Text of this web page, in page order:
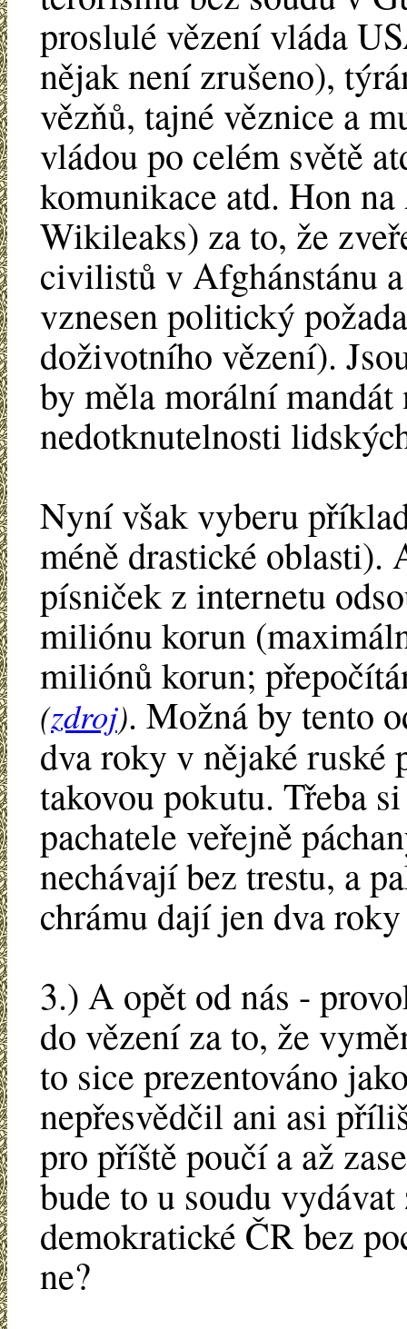
proslulé vězení vláda
nějak není zrušeno),
vězňů, tajné věznice a
vládou po celém světě
komunikace atd. Hon
Wikileaks) za to, že
civilistů v Afghánstánu
vznesen politický
doživotního vězení).
by měla morální mandát
nedotknutelnosti
Nyní však vyberu
méně drastické oblasti).
písniček z internetu
miliónu korun
miliónů korun;
(zdroj). Možná by tento
dva roky v nějaké
takovou pokutu. Třeba
pachatele veřejně
nechávají bez trestu, a
chrámu dají jen dva
3.) A opět od nás -
do vězení za to, že
to sice prezentováno
nepřesvědčil ani asi
pro příště poučí a až
bude to u soudu
demokratické ČR bez
ne?